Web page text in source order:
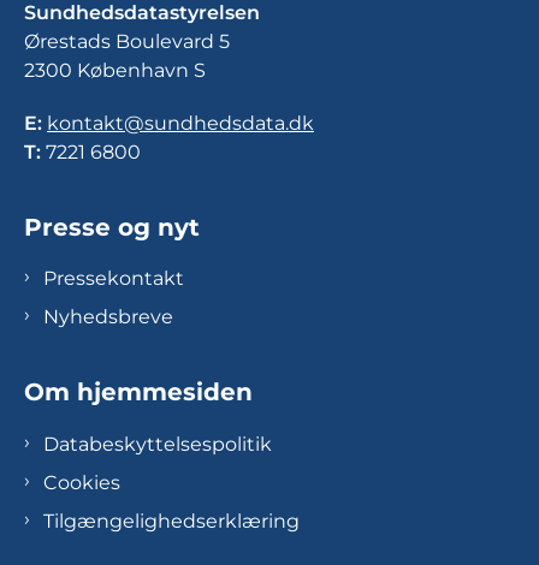
Sundhedsdatastyrelsen
Ørestads Boulevard 5
2300 København S
E: kontakt@sundhedsdata.dk
T: 7221 6800
Presse og nyt
Pressekontakt
Nyhedsbreve
Om hjemmesiden
Databeskyttelsespolitik
Cookies
Tilgængelighedserklæring